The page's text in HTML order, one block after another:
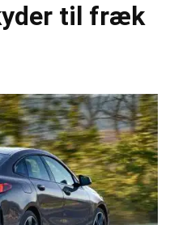
til fræk